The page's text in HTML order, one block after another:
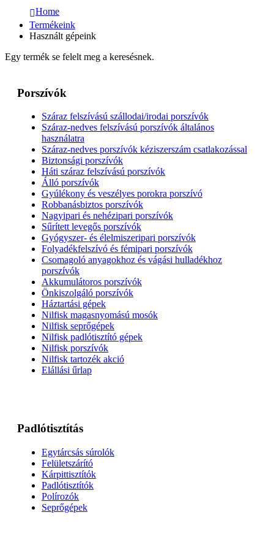
Home
Termékeink
Használt gépeink
Egy termék se felelt meg a keresésnek.
Porszívók
Száraz felszívású szállodai/irodai porszívók
Száraz-nedves felszívású porszívók általános
használatra
Száraz-nedves porszívók kéziszerszám csatlakozással
Biztonsági porszívók
Háti száraz felszívású porszívók
Álló porszívók
Gyúlékony és veszélyes porokra porszívó
Robbanásbiztos porszívók
Nagyipari és nehézipari porszívók
Sűrített levegős porszívók
Gyógyszer- és élelmiszeripari porszívók
Folyadékfelszívó és fémipari porszívók
Csomagoló anyagokhoz és vágási hulladékhoz
porszívók
Akkumulátoros porszívók
Önkiszolgáló porszívók
Háztartási gépek
Nilfisk magasnyomású mosók
Nilfisk seprőgépek
Nilfisk padlótisztító gépek
Nilfisk porszívók
Nilfisk tartozék akció
Elállási űrlap
Padlótisztítás
Egytárcsás súrolók
Felületszárító
Kárpittisztítók
Padlótisztítók
Polírozók
Seprőgépek